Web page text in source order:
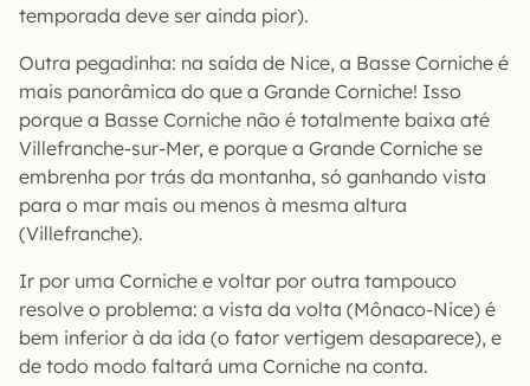
temporada deve ser ainda pior).
Outra pegadinha: na saída de Nice, a Basse Corniche é
mais panorâmica do que a Grande Corniche! Isso
porque a Basse Corniche não é totalmente baixa até
Villefranche-sur-Mer, e porque a Grande Corniche se
embrenha por trás da montanha, só ganhando vista
para o mar mais ou menos à mesma altura
(Villefranche).
Ir por uma Corniche e voltar por outra tampouco
resolve o problema: a vista da volta (Mônaco-Nice) é
bem inferior à da ida (o fator vertigem desaparece), e
de todo modo faltará uma Corniche na conta.